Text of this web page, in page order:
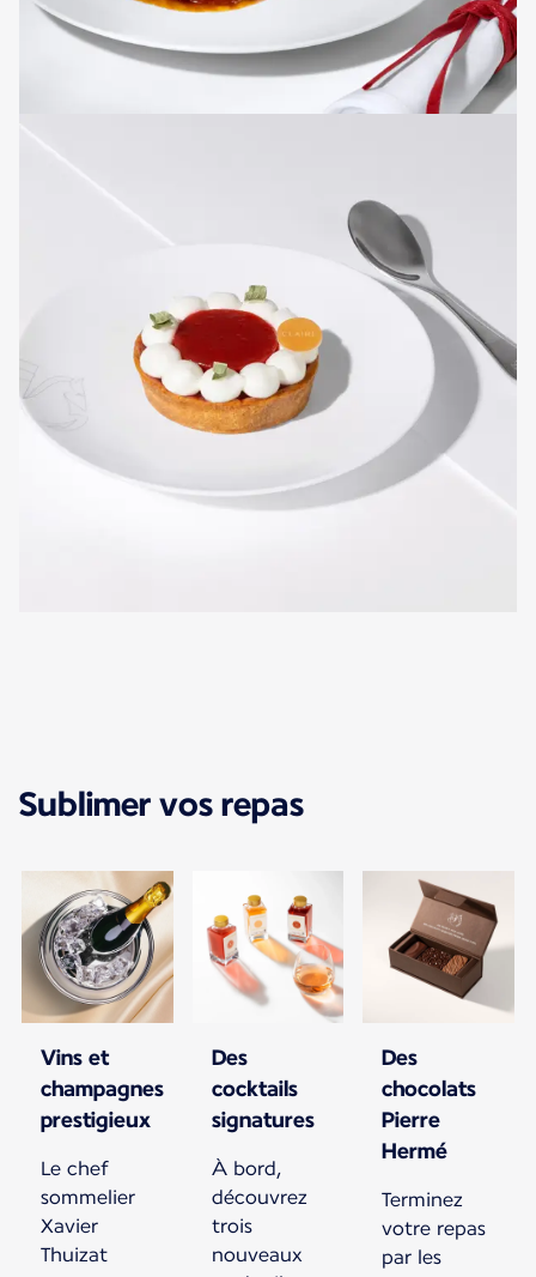
Sublimer vos repas
Vins et
champagnes
prestigieux
Le chef
sommelier
Xavier
Thuizat
Des
cocktails
signatures
À bord,
découvrez
trois
nouveaux
Des
chocolats
Pierre
Hermé
Terminez
votre repas
par les